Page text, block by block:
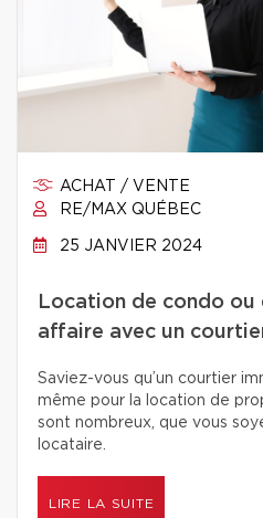
ACHAT / VENTE
RE/MAX QUÉBEC
25 JANVIER 2024
Location de condo ou
affaire avec un
Saviez-vous qu’un courtier
même pour la location de
sont nombreux, que vous
locataire.
LIRE LA SUITE